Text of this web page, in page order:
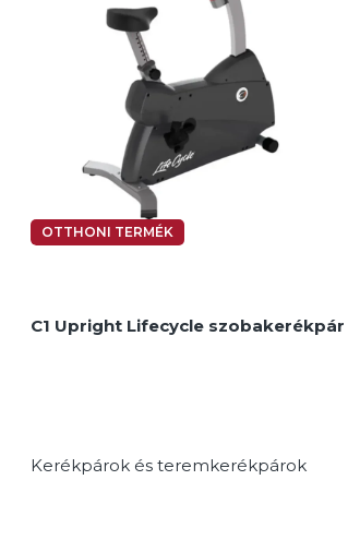
MEGNÉZEM
OTTHONI TERMÉK
C1 Upright Lifecycle szobakerékpár
Kerékpárok és teremkerékpárok